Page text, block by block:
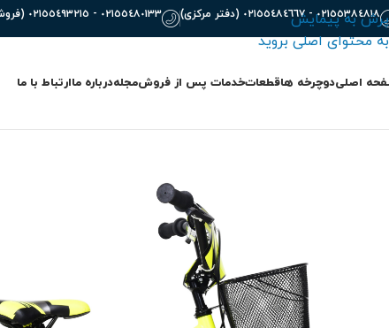
پرش به پیمایش
به محتوای اصلی بروید
٠٢١٥٥٣٨٤٨١٨ - ٠٢١٥٥٤٨٤٦٦٧ (دفتر مرکزی) ٠٢١٥٥٤٨٠١٣٣ - ٠٢١٥٥٤٩٣٢١٥ (فروشگاه)
اصلیدوچرخه هاقطعاتخدمات پس از فروشمجلهدرباره ماارتباط با ما